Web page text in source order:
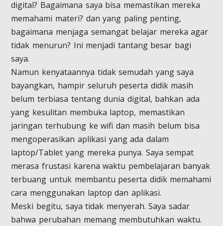
digital? Bagaimana saya bisa memastikan mereka
memahami materi? dan yang paling penting,
bagaimana menjaga semangat belajar mereka agar
tidak menurun? Ini menjadi tantang besar bagi
saya.
Namun kenyataannya tidak semudah yang saya
bayangkan, hampir seluruh peserta didik masih
belum terbiasa tentang dunia digital, bahkan ada
yang kesulitan membuka laptop, memastikan
jaringan terhubung ke wifi dan masih belum bisa
mengoperasikan aplikasi yang ada dalam
laptop/Tablet yang mereka punya. Saya sempat
merasa frustasi karena waktu pembelajaran banyak
terbuang untuk membantu peserta didik memahami
cara menggunakan laptop dan aplikasi.
Meski begitu, saya tidak menyerah. Saya sadar
bahwa perubahan memang membutuhkan waktu.